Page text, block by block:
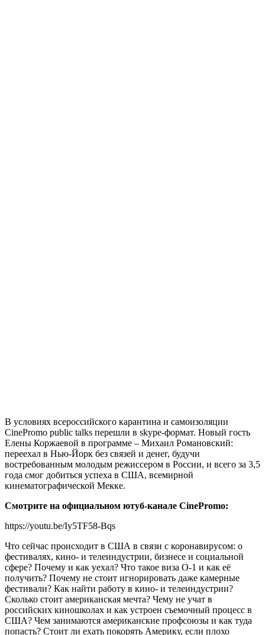
В условиях всероссийского карантина и самоизоляции
CinePromo public talks перешли в skype-формат. Новый гость
Елены Коржаевой в программе – Михаил Романовский:
переехал в Нью-Йорк без связей и денег, будучи
востребованным молодым режиссером в России, и всего за 3,5
года смог добиться успеха в США, всемирной
кинематографической Мекке.
Смотрите на официальном ютуб-канале CinePromo:
https://youtu.be/Iy5TF58-Bqs
Что сейчас происходит в США в связи с коронавирусом: о
фестивалях, кино- и телеиндустрии, бизнесе и социальной
сфере? Почему и как уехал? Что такое виза O-1 и как её
получить? Почему не стоит игнорировать даже камерные
фестивали? Как найти работу в кино- и телеиндустрии?
Сколько стоит американская мечта? Чему не учат в
российских киношколах и как устроен съемочный процесс в
США? Чем занимаются американские профсоюзы и как туда
попасть? Стоит ли ехать покорять Америку, если плохо